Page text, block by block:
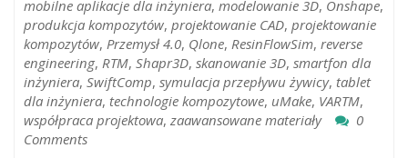
mobilne aplikacje dla inżyniera, modelowanie 3D, Onshape,
produkcja kompozytów, projektowanie CAD, projektowanie
kompozytów, Przemysł 4.0, Qlone, ResinFlowSim, reverse
engineering, RTM, Shapr3D, skanowanie 3D, smartfon dla
inżyniera, SwiftComp, symulacja przepływu żywicy, tablet
dla inżyniera, technologie kompozytowe, uMake, VARTM,
współpraca projektowa, zaawansowane materiały
0
Comments